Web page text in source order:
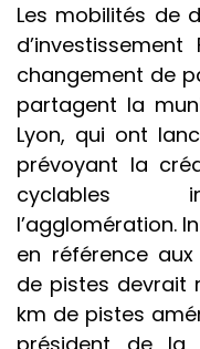
Les mobilités de
changement de
partagent la
Lyon, qui ont
prévoyant la
cyclables
l’agglomération.
en référence
de pistes devrait
km de pistes